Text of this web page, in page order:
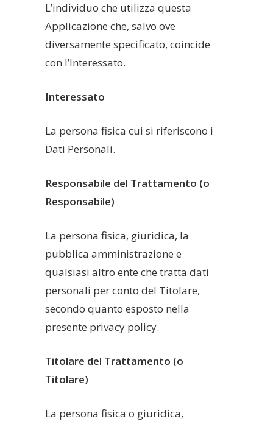
L’individuo che utilizza questa
Applicazione che, salvo ove
diversamente specificato, coincide
con l’Interessato.
Interessato
La persona fisica cui si riferiscono i
Dati Personali.
Responsabile del Trattamento (o
Responsabile)
La persona fisica, giuridica, la
pubblica amministrazione e
qualsiasi altro ente che tratta dati
personali per conto del Titolare,
secondo quanto esposto nella
presente privacy policy.
Titolare del Trattamento (o
Titolare)
La persona fisica o giuridica,